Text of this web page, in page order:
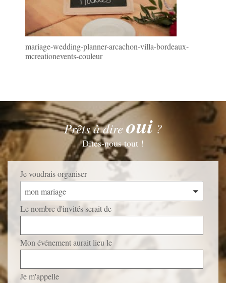
mariage-wedding-planner-arcachon-villa-bordeaux-
mcreationevents-couleur
Prêts à direoui ?
Dites-nous tout !
Je voudrais organiser
mon mariage
Le nombre d'invités serait de
Mon événement aurait lieu le
Je m'appelle